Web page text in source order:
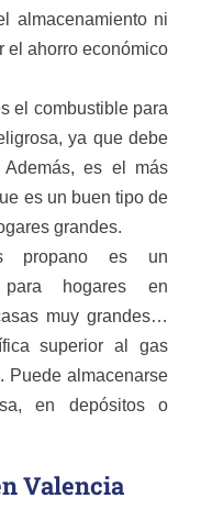
almacenamiento ni
el ahorro económico
el combustible para
ya que debe
es el más
es un buen tipo de
grandes.
es un
para hogares en
muy grandes…
superior al gas
Puede almacenarse
en depósitos o
Valencia